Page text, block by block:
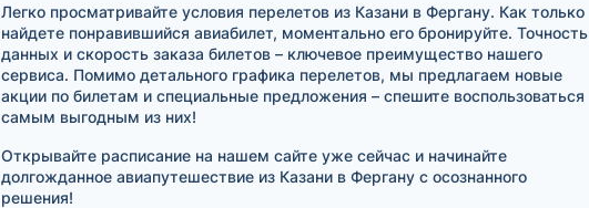
Легко просматривайте условия перелетов из Казани в Фергану. Как только
найдете понравившийся авиабилет, моментально его бронируйте. Точность
данных и скорость заказа билетов – ключевое преимущество нашего
сервиса. Помимо детального графика перелетов, мы предлагаем новые
акции по билетам и специальные предложения – спешите воспользоваться
самым выгодным из них!
Открывайте расписание на нашем сайте уже сейчас и начинайте
долгожданное авиапутешествие из Казани в Фергану с осознанного
решения!